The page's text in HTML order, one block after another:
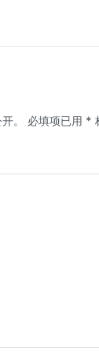
。 必填项已用 *